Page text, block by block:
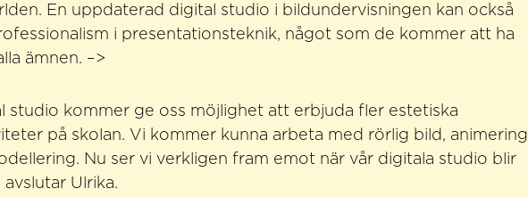
En uppdaterad digital studio i bildundervisningen kan också
i presentationsteknik, något som de kommer att ha
ämnen. –>
studio kommer ge oss möjlighet att erbjuda fler estetiska
på skolan. Vi kommer kunna arbeta med rörlig bild, animering
Nu ser vi verkligen fram emot när vår digitala studio blir
Ulrika.